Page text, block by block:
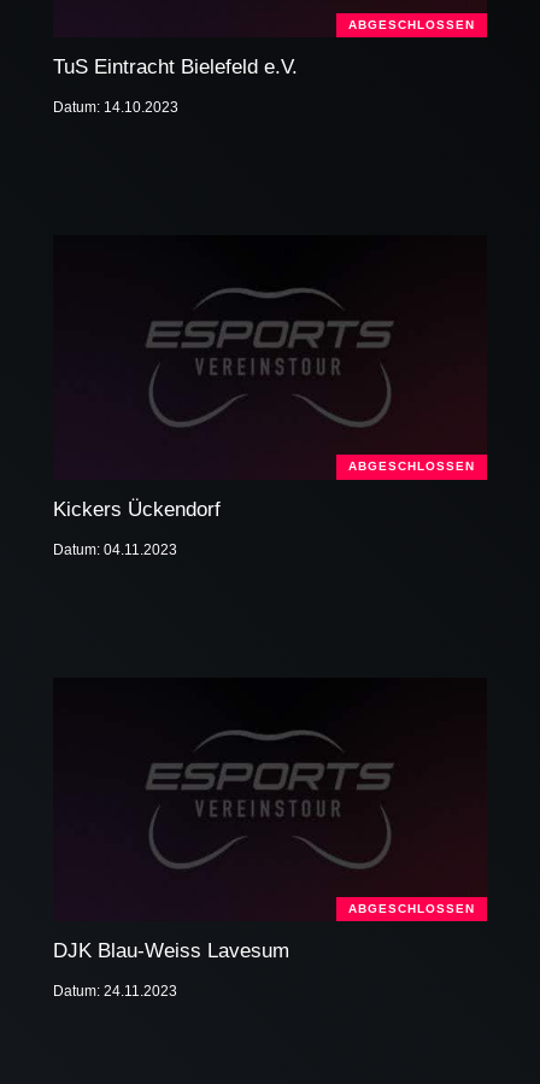
ABGESCHLOSSEN
TuS Eintracht Bielefeld e.V.
Datum: 14.10.2023
ABGESCHLOSSEN
Kickers Ückendorf
Datum: 04.11.2023
ABGESCHLOSSEN
DJK Blau-Weiss Lavesum
Datum: 24.11.2023